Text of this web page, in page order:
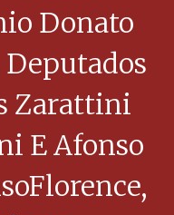
Donato
Deputados
Zarattini
E Afonso